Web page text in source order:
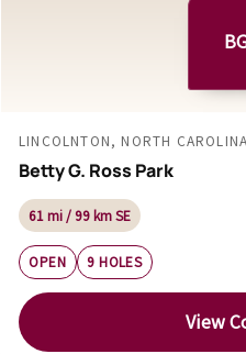
LINCOLNTON, NORTH
Betty G. Ross Park
61 mi / 99 km SE
OPEN 9 HOLES
View